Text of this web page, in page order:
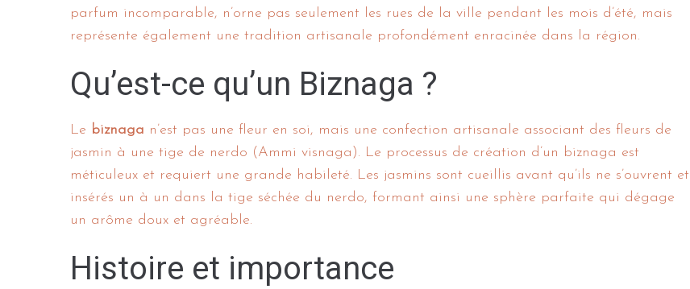
parfum incomparable, n’orne pas seulement les rues de la ville pendant les mois d’été, mais
représente également une tradition artisanale profondément enracinée dans la région.
Qu’est-ce qu’un Biznaga ?
Le biznaga n’est pas une fleur en soi, mais une confection artisanale associant des fleurs de
jasmin à une tige de nerdo (Ammi visnaga). Le processus de création d’un biznaga est
méticuleux et requiert une grande habileté. Les jasmins sont cueillis avant qu’ils ne s’ouvrent et
insérés un à un dans la tige séchée du nerdo, formant ainsi une sphère parfaite qui dégage
un arôme doux et agréable.
Histoire et importance